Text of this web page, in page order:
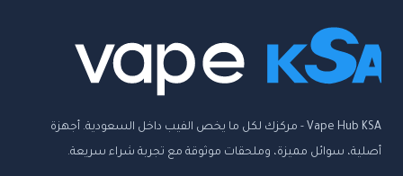
Vape Hub KSA - مركزك لكل ما يخص الفيب داخل السعودية. أجهزة
أصلية، سوائل مميزة، وملحقات موثوقة مع تجربة شراء سريعة.